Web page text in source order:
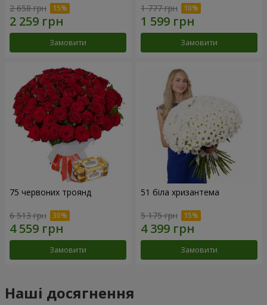
2 658 грн
Замовити
1 777 грн
Замовити
75 червоних троянд
6 513 грн
Замовити
51 біла хризантема
5 175 грн
Замовити
Наші досягнення